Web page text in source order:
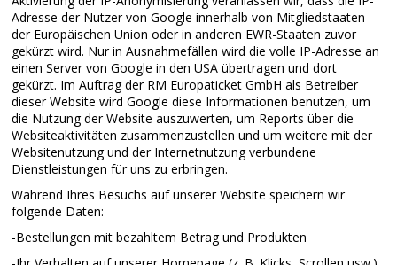
Adresse der Nutzer von Google innerhalb von Mitgliedstaaten
der Europäischen Union oder in anderen EWR-Staaten zuvor
gekürzt wird. Nur in Ausnahmefällen wird die volle IP-Adresse an
einen Server von Google in den USA übertragen und dort
gekürzt. Im Auftrag der RM Europaticket GmbH als Betreiber
dieser Website wird Google diese Informationen benutzen, um
die Nutzung der Website auszuwerten, um Reports über die
Websiteaktivitäten zusammenzustellen und um weitere mit der
Websitenutzung und der Internetnutzung verbundene
Dienstleistungen für uns zu erbringen.
Während Ihres Besuchs auf unserer Website speichern wir
folgende Daten:
-Bestellungen mit bezahltem Betrag und Produkten